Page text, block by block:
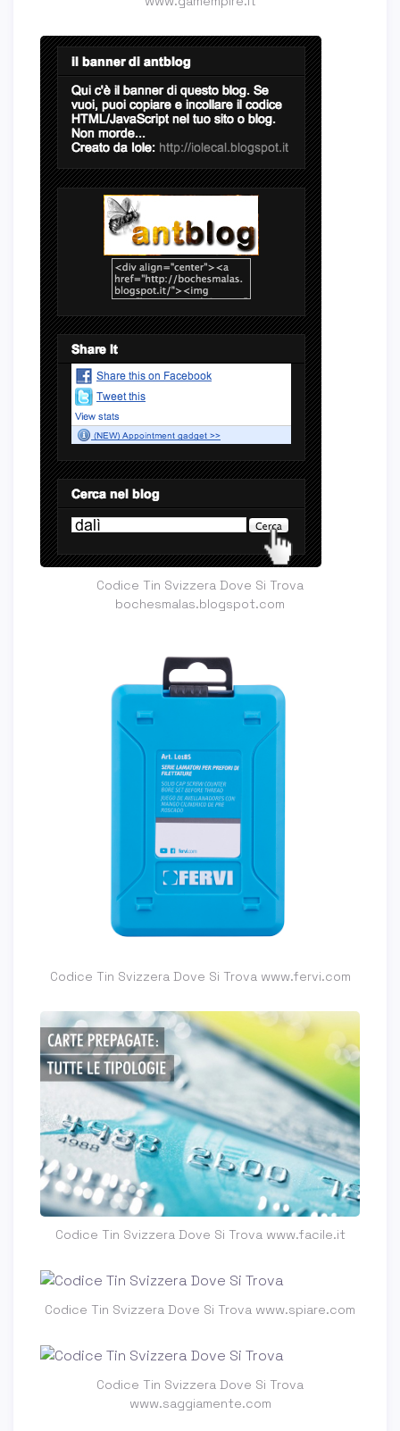
Codice Tin Svizzera Dove Si Trova
bochesmalas.blogspot.com
Codice Tin Svizzera Dove Si Trova www.fervi.com
Codice Tin Svizzera Dove Si Trova www.facile.it
Codice Tin Svizzera Dove Si Trova www.spiare.com
Codice Tin Svizzera Dove Si Trova
www.saggiamente.com